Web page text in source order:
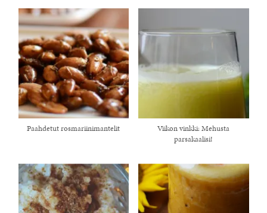
Paahdetut rosmariinimantelit
Viikon vinkki: Mehusta
parsakaalisi!